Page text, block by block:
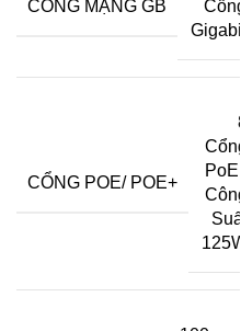
CỔNG MẠNG GB
Cổng
Gigabit
CỔNG POE/ POE+
8
Cổng
PoE
Công
Suất
125W